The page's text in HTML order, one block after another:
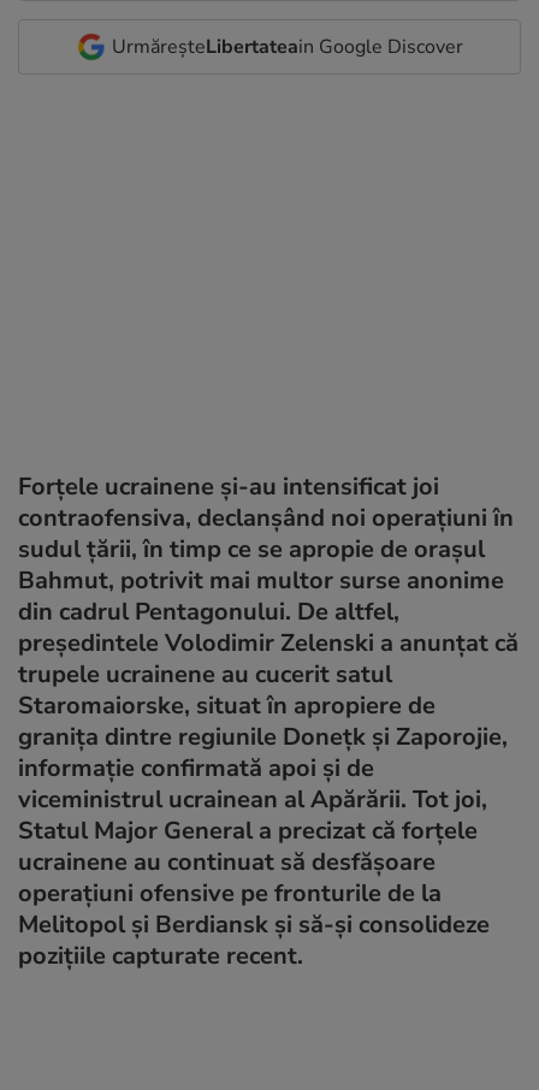
UrmăreșteLibertateain Google Discover
Forțele ucrainene și-au intensificat joi
contraofensiva, declanșând noi operațiuni în
sudul țării, în timp ce se apropie de orașul
Bahmut, potrivit mai multor surse anonime
din cadrul Pentagonului. De altfel,
președintele Volodimir Zelenski a anunțat că
trupele ucrainene au cucerit satul
Staromaiorske, situat în apropiere de
granița dintre regiunile Donețk și Zaporojie,
informație confirmată apoi și de
viceministrul ucrainean al Apărării. Tot joi,
Statul Major General a precizat că forțele
ucrainene au continuat să desfășoare
operațiuni ofensive pe fronturile de la
Melitopol și Berdiansk și să-și consolideze
pozițiile capturate recent.